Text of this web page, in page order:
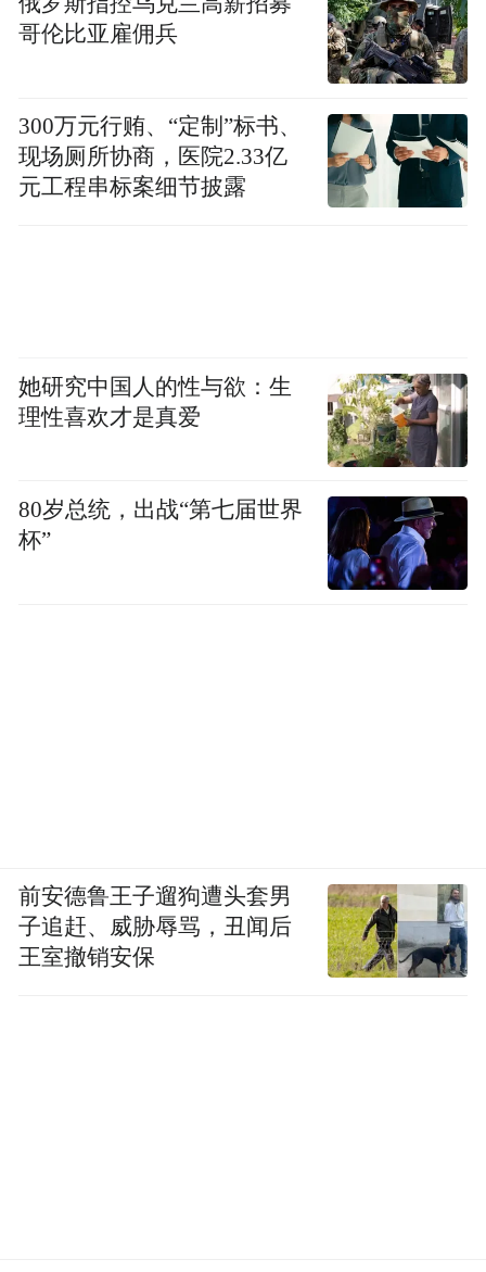
哥伦比亚雇佣兵
300万元行贿、“定制”标书、
现场厕所协商，医院2.33亿
元工程串标案细节披露
她研究中国人的性与欲：生
理性喜欢才是真爱
80岁总统，出战“第七届世界
杯”
前安德鲁王子遛狗遭头套男
子追赶、威胁辱骂，丑闻后
王室撤销安保